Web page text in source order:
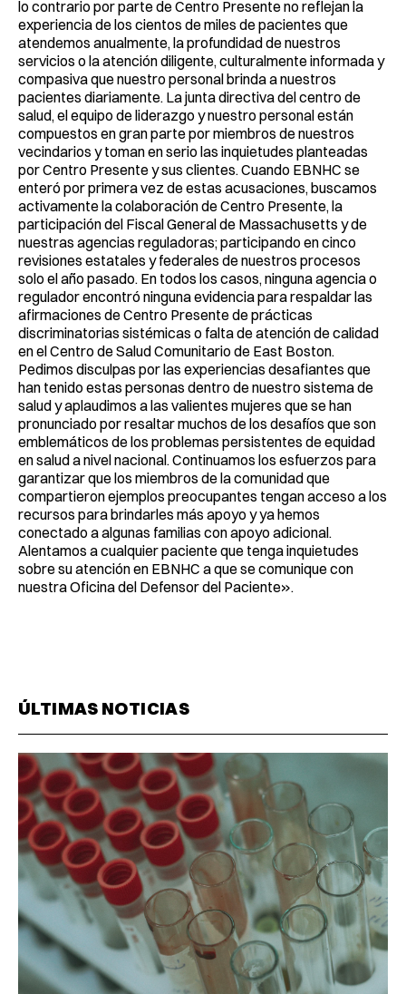
lo contrario por parte de Centro Presente no reflejan la
experiencia de los cientos de miles de pacientes que
atendemos anualmente, la profundidad de nuestros
servicios o la atención diligente, culturalmente informada y
compasiva que nuestro personal brinda a nuestros
pacientes diariamente. La junta directiva del centro de
salud, el equipo de liderazgo y nuestro personal están
compuestos en gran parte por miembros de nuestros
vecindarios y toman en serio las inquietudes planteadas
por Centro Presente y sus clientes. Cuando EBNHC se
enteró por primera vez de estas acusaciones, buscamos
activamente la colaboración de Centro Presente, la
participación del Fiscal General de Massachusetts y de
nuestras agencias reguladoras; participando en cinco
revisiones estatales y federales de nuestros procesos
solo el año pasado. En todos los casos, ninguna agencia o
regulador encontró ninguna evidencia para respaldar las
afirmaciones de Centro Presente de prácticas
discriminatorias sistémicas o falta de atención de calidad
en el Centro de Salud Comunitario de East Boston.
Pedimos disculpas por las experiencias desafiantes que
han tenido estas personas dentro de nuestro sistema de
salud y aplaudimos a las valientes mujeres que se han
pronunciado por resaltar muchos de los desafíos que son
emblemáticos de los problemas persistentes de equidad
en salud a nivel nacional. Continuamos los esfuerzos para
garantizar que los miembros de la comunidad que
compartieron ejemplos preocupantes tengan acceso a los
recursos para brindarles más apoyo y ya hemos
conectado a algunas familias con apoyo adicional.
Alentamos a cualquier paciente que tenga inquietudes
sobre su atención en EBNHC a que se comunique con
nuestra Oficina del Defensor del Paciente».
ÚLTIMAS NOTICIAS